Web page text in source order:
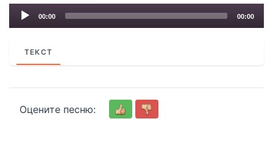
Audio
00:00 00:00
ТЕКСТ
Оцените песню: